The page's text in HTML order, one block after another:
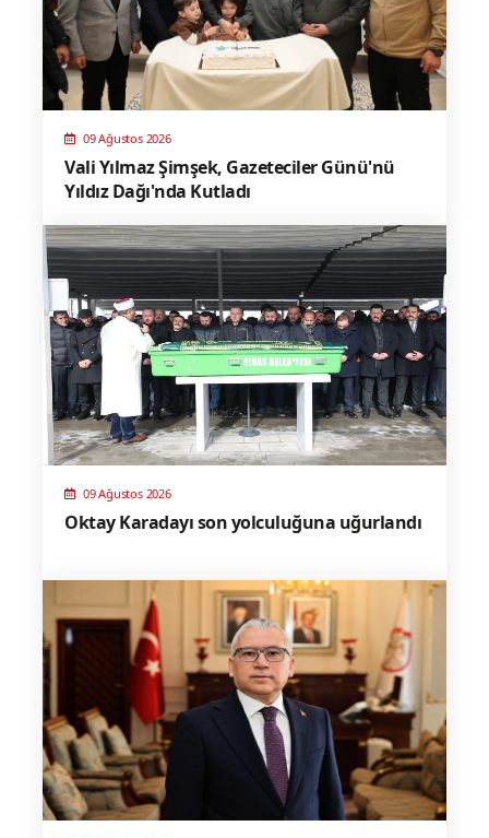
09 Ağustos 2026
Vali Yılmaz Şimşek, Gazeteciler Günü'nü
Yıldız Dağı'nda Kutladı
09 Ağustos 2026
Oktay Karadayı son yolculuğuna uğurlandı